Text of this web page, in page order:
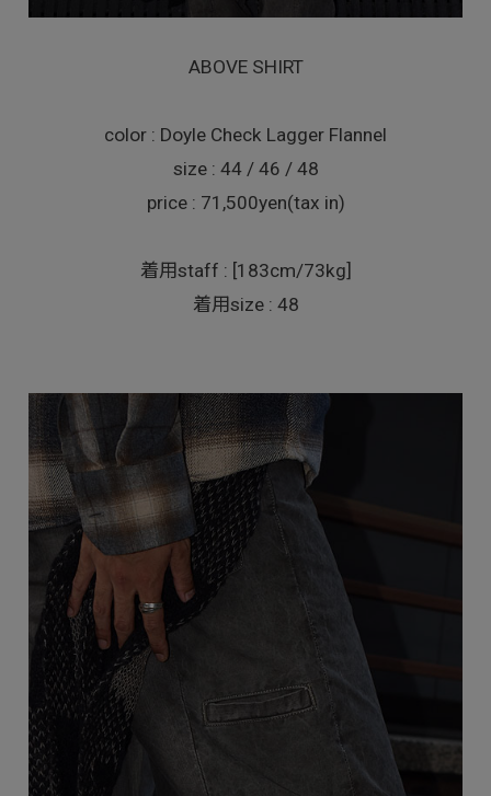
ABOVE SHIRT
color : Doyle Check Lagger Flannel
size : 44 / 46 / 48
price : 71,500yen(tax in)
着用staff : [183cm/73kg]
着用size : 48